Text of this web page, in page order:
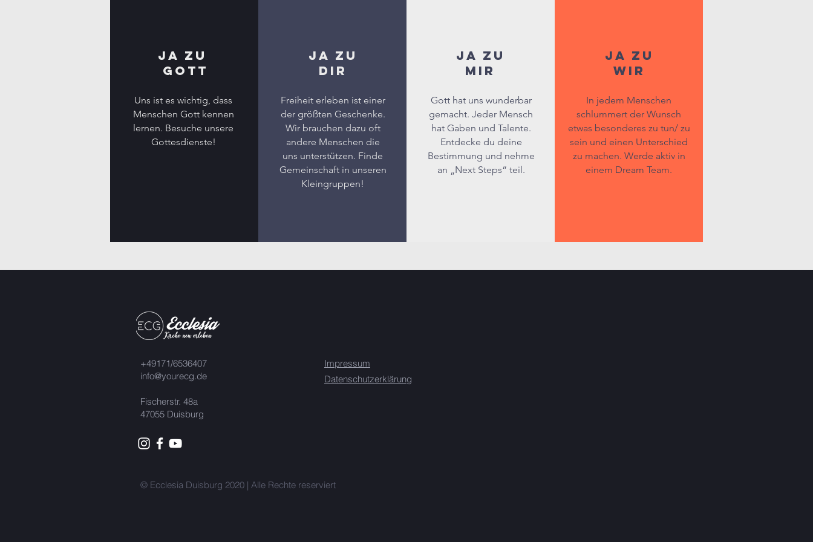
JA ZU
GOTT
Uns ist es wichtig, dass
Menschen Gott kennen
lernen. Besuche unsere
Gottesdienste!
JA ZU
DIR
Freiheit erleben ist einer
der größten Geschenke.
Wir brauchen dazu oft
andere Menschen die
uns unterstützen. Finde
Gemeinschaft in unseren
Kleingruppen!
JA ZU
MIR
Gott hat uns wunderbar
gemacht. Jeder Mensch
hat Gaben und Talente.
Entdecke du deine
Bestimmung und nehme
an „Next Steps“ teil.
JA ZU
WIR
In jedem Menschen
schlummert der Wunsch
etwas besonderes zu tun/ zu
sein und einen Unterschied
zu machen. Werde aktiv in
einem Dream Team.
+49171/6536407
info@yourecg.de
Fischerstr. 48a
47055 Duisburg
Impressum
Datenschutzerklärung
© Ecclesia Duisburg 2020 | Alle Rechte reserviert